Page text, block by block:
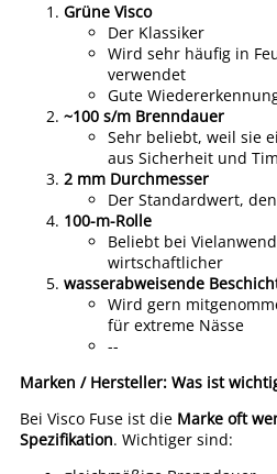
Grüne Visco
Der Klassiker
Wird sehr häufig in
verwendet
Gute
~100 s/m Brenndauer
Sehr beliebt, weil sie
aus Sicherheit und
2 mm Durchmesser
Der Standardwert,
100-m-Rolle
Beliebt bei
wirtschaftlicher
wasserabweisende
Wird gern
für extreme Nässe
--
Marken / Hersteller: Was ist
Bei Visco Fuse ist die Marke oft
Spezifikation. Wichtiger sind: